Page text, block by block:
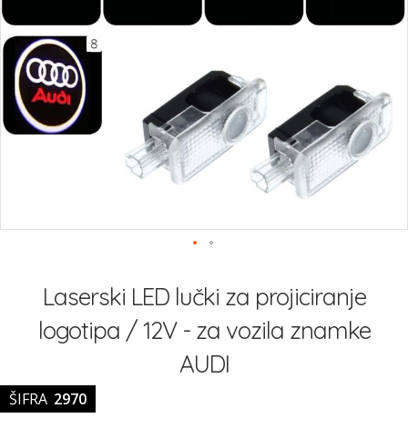
galerije
Laserski LED lučki za projiciranje
logotipa / 12V - za vozila znamke
AUDI
ŠIFRA 2970